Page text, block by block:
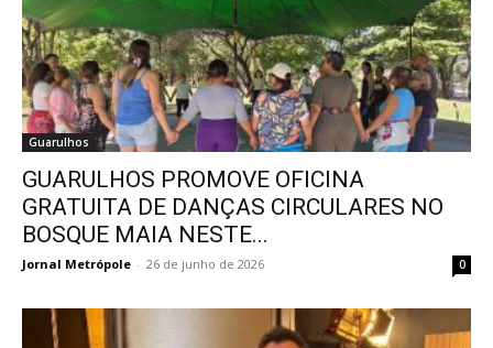
Guarulhos
GUARULHOS PROMOVE OFICINA
GRATUITA DE DANÇAS CIRCULARES NO
BOSQUE MAIA NESTE...
Jornal Metrópole - 26 de junho de 2026 0